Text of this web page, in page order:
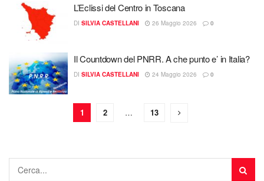
L’Eclissi del Centro in Toscana
DI SILVIA CASTELLANI 26 Maggio 2026 0
Il Countdown del PNRR. A che punto e’ in Italia?
DI SILVIA CASTELLANI 24 Maggio 2026 0
1 2 … 13